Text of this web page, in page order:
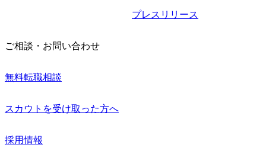
プレスリリース
ご相談・お問い合わせ
無料転職相談
スカウトを受け取った方へ
採用情報